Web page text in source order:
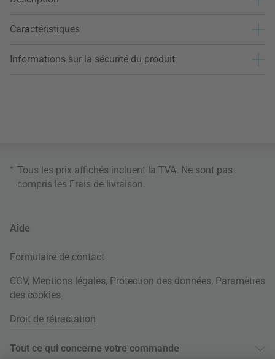
Caractéristiques
Informations sur la sécurité du produit
* Tous les prix affichés incluent la TVA. Ne sont pas
compris les Frais de livraison
Aide
Formulaire de contact
CGV, Mentions légales, Protection des données, Paramètres
des cookies
Droit de rétractation
Tout ce qui concerne votre commande